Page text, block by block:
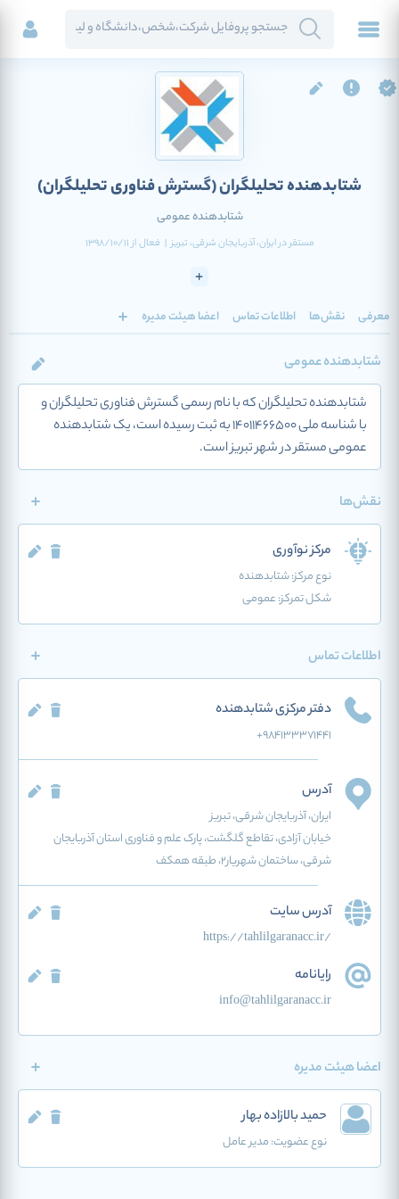
شتابدهنده تحلیلگران(گسترش فناوری تحلیلگران)
شتابدهنده عمومی
مستقر درایران، آذربایجان شرقی، تبریز | فعالاز1398/10/11
معرفی نقش‌ها اطلاعات تماس اعضا هیئت مدیره
شتابدهنده عمومی
شتابدهنده تحلیلگران که با نام رسمی گسترش فناوری تحلیلگران و
با شناسه ملی 14011466500 به ثبت رسیده است، یک شتابدهنده
عمومی مستقر در شهر تبریز است.
نقش‌ها
مرکز نوآوری
نوع مرکز:شتابدهنده
شکل تمرکز: عمومی
اطلاعات تماس
دفتر مرکزی شتابدهنده
+984133371441
آدرس
ایران، آذربایجان شرقی، تبریز
خیابان آزادی، تقاطع گلگشت، پارک علم و فناوری استان آذربایجان
شرقی، ساختمان شهریار2، طبقه همکف
آدرس سایت
https://tahlilgaranacc.ir/
رایانامه
info@tahlilgaranacc.ir
اعضا هیئت مدیره
حمید بالازاده بهار
نوع عضویت:مدیر عامل